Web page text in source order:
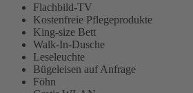
Flachbild-TV
Kostenfreie Pflegeprodukte
King-size Bett
Walk-In-Dusche
Leseleuchte
Bügeleisen auf Anfrage
Föhn